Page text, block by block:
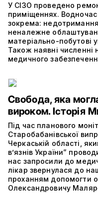
У СІЗО проведено
приміщеннях.
зокрема:
неналежне
матеріально-побутові
Також наявні численні
медичного
Свобода, яка
вироком. Історія
Під час планового
Старобабанівської
Черкаській області,
в’язнів України”
нас запросили до
лікар звернулася до
проханням допомогти
Олександровичу